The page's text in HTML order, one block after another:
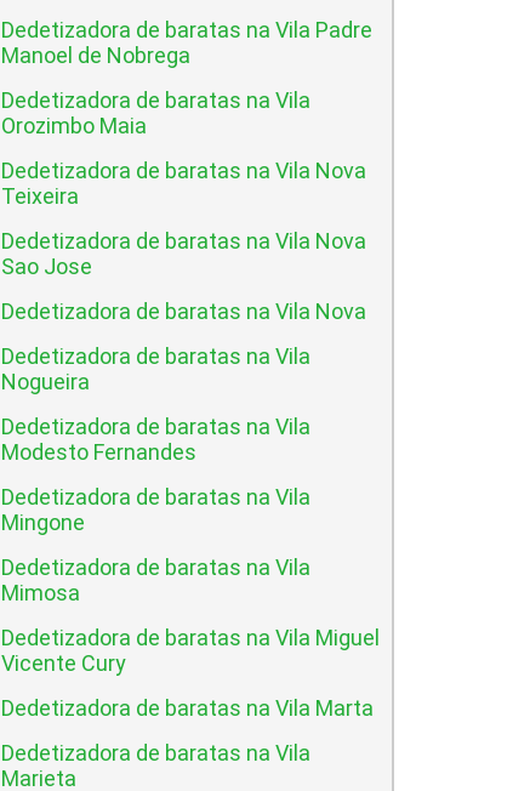
Dedetizadora de baratas na Vila Padre
Manoel de Nobrega
Dedetizadora de baratas na Vila
Orozimbo Maia
Dedetizadora de baratas na Vila Nova
Teixeira
Dedetizadora de baratas na Vila Nova
Sao Jose
Dedetizadora de baratas na Vila Nova
Dedetizadora de baratas na Vila
Nogueira
Dedetizadora de baratas na Vila
Modesto Fernandes
Dedetizadora de baratas na Vila
Mingone
Dedetizadora de baratas na Vila
Mimosa
Dedetizadora de baratas na Vila Miguel
Vicente Cury
Dedetizadora de baratas na Vila Marta
Dedetizadora de baratas na Vila
Marieta